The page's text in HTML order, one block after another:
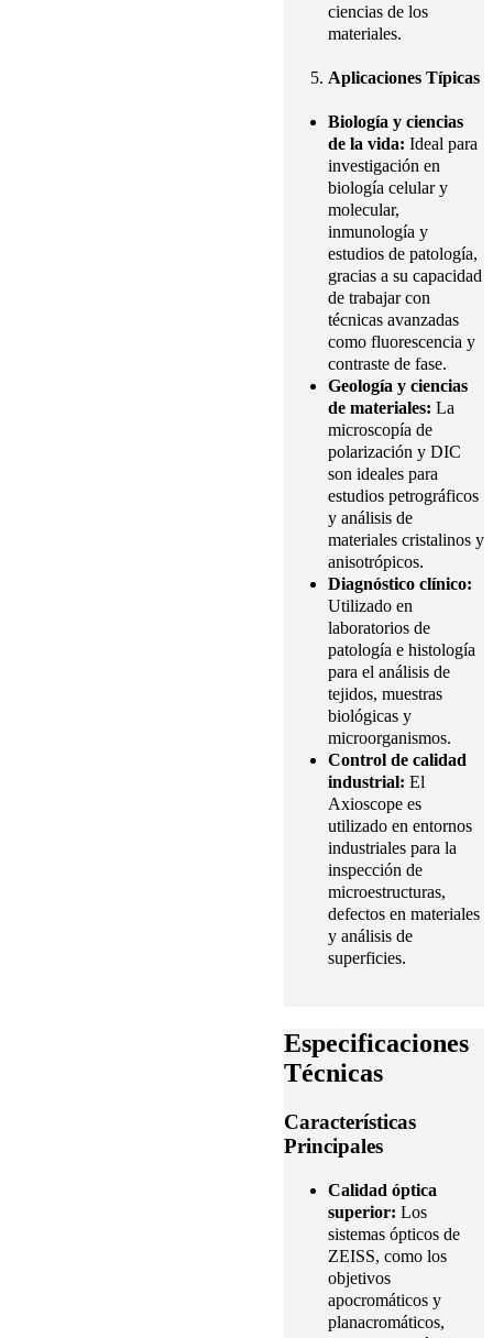
ciencias de los
materiales.
Aplicaciones Típicas
Biología y ciencias
de la vida: Ideal para
investigación en
biología celular y
molecular,
inmunología y
estudios de patología,
gracias a su capacidad
de trabajar con
técnicas avanzadas
como fluorescencia y
contraste de fase.
Geología y ciencias
de materiales: La
microscopía de
polarización y DIC
son ideales para
estudios petrográficos
y análisis de
materiales cristalinos y
anisotrópicos.
Diagnóstico clínico:
Utilizado en
laboratorios de
patología e histología
para el análisis de
tejidos, muestras
biológicas y
microorganismos.
Control de calidad
industrial: El
Axioscope es
utilizado en entornos
industriales para la
inspección de
microestructuras,
defectos en materiales
y análisis de
superficies.
Especificaciones
Técnicas
Características
Principales
Calidad óptica
superior: Los
sistemas ópticos de
ZEISS, como los
objetivos
apocromáticos y
planacromáticos,